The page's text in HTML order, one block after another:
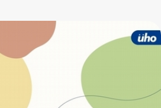
10月10日於華山文創園區西二館展出。
生！身為老師的策展人林家安表示，
為重要的課題，偏偏普遍爸媽在成長
育，因此也不知道如何教導自己的小
能」，我們一直被教導如何追求學業上
清楚如何透過情緒學習來成長、追求幸